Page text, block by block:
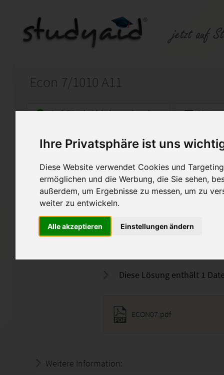
Ihre Privatsphäre ist uns
Diese Website verwendet Cookies und
ermöglichen und die Werbung, die Sie sehen,
außerdem, um Ergebnisse zu messen, um zu
weiter zu entwickeln.
Alle akzeptieren Einstellungen ändern
Econ 7/1010 A11
Auf StudyAid.de verkaufen
Startseite Abitur und Hochschule
Außenwirtschaft
Diese von mir selbst
bewertet und dient lediglich
kopieren untersagt und
Note 6 führen.
Diese Lösung enthält 1
ECON07.pdf
Weitere Information: